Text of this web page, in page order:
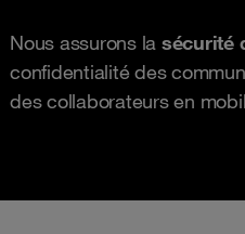
Nous assurons la sécurité
confidentialité des
des collaborateurs en